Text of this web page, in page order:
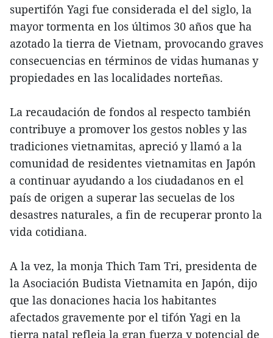
supertifón Yagi fue considerada el del siglo, la
mayor tormenta en los últimos 30 años que ha
azotado la tierra de Vietnam, provocando graves
consecuencias en términos de vidas humanas y
propiedades en las localidades norteñas.
La recaudación de fondos al respecto también
contribuye a promover los gestos nobles y las
tradiciones vietnamitas, apreció y llamó a la
comunidad de residentes vietnamitas en Japón
a continuar ayudando a los ciudadanos en el
país de origen a superar las secuelas de los
desastres naturales, a fin de recuperar pronto la
vida cotidiana.
A la vez, la monja Thich Tam Tri, presidenta de
la Asociación Budista Vietnamita en Japón, dijo
que las donaciones hacia los habitantes
afectados gravemente por el tifón Yagi en la
tierra natal refleja la gran fuerza y potencial de